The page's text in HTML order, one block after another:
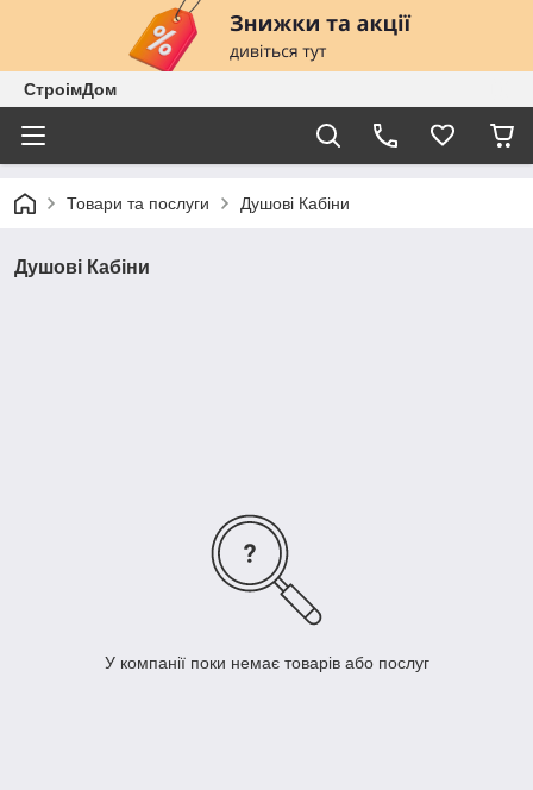
СтроімДом
Товари та послуги Душові Кабіни
Душові Кабіни
У компанії поки немає товарів або послуг